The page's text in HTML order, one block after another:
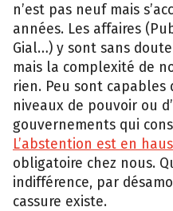
n’est pas neuf mais
années. Les affaires
Gial…) y sont sans
mais la complexité de
rien. Peu sont capables
niveaux de pouvoir ou
gouvernements qui
L’abstention est en
obligatoire chez nous.
indifférence, par
cassure existe.